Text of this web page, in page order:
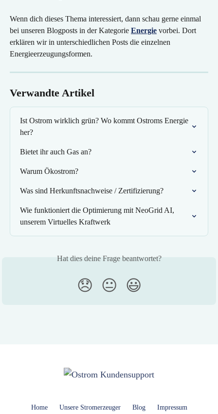
Wenn dich dieses Thema interessiert, dann schau gerne einmal
bei unseren Blogposts in der Kategorie Energie vorbei. Dort
erklären wir in unterschiedlichen Posts die einzelnen
Energieerzeugungsformen.
Verwandte Artikel
Ist Ostrom wirklich grün? Wo kommt Ostroms Energie
her?
Bietet ihr auch Gas an?
Warum Ökostrom?
Was sind Herkunftsnachweise / Zertifizierung?
Wie funktioniert die Optimierung mit NeoGrid AI,
unserem Virtuelles Kraftwerk
Hat dies deine Frage beantwortet?
😞 😐 😃
Home Unsere Stromerzeuger Blog Impressum